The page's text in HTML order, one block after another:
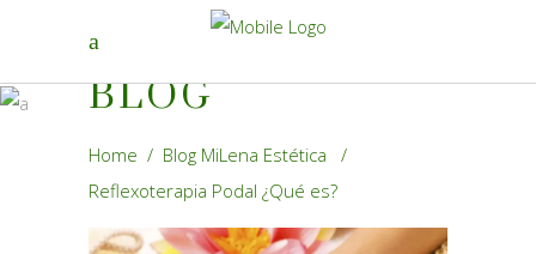
BLOG
Home / Blog MiLena Estética
/
Reflexoterapia Podal ¿Qué es?